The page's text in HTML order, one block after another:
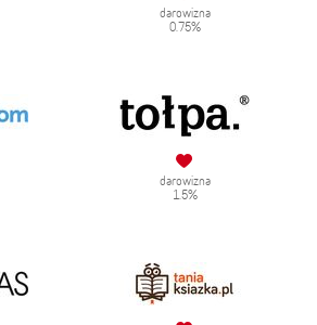
darowizna
0.75%
darowizna
1.5%